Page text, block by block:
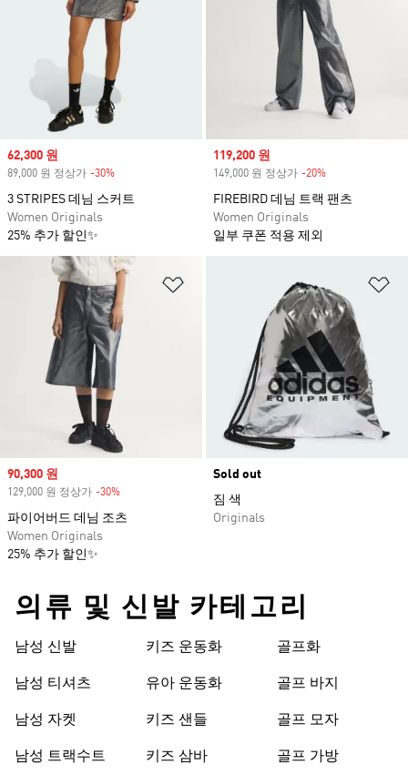
Sale price
62,300 원
89,000 원 정상가 -30%
3 STRIPES 데님 스커트
Women Originals
25% 추가 할인✨
Sale price
119,200 원
149,000 원 정상가 -20%
FIREBIRD 데님 트랙 팬츠
Women Originals
일부 쿠폰 적용 제외
Sale price
90,300 원
129,000 원 정상가 -30%
파이어버드 데님 조츠
Women Originals
25% 추가 할인✨
Sold out
짐 색
Originals
의류 및 신발 카테고리
남성 신발
남성 티셔츠
남성 자켓
남성 트랙수트
키즈 운동화
유아 운동화
키즈 샌들
키즈 삼바
골프화
골프 바지
골프 모자
골프 가방